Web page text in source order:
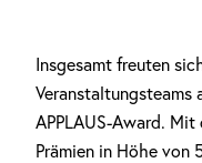
Insgesamt freuten
Veranstaltungsteams
APPLAUS-Award.
Prämien in Höhe von